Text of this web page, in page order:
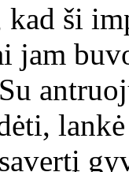
ši
jam